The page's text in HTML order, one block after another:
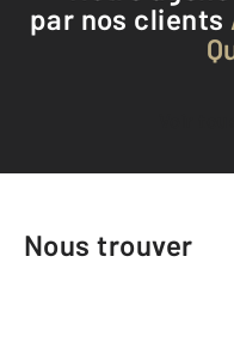
par nos clients
Voir
Nous trouver